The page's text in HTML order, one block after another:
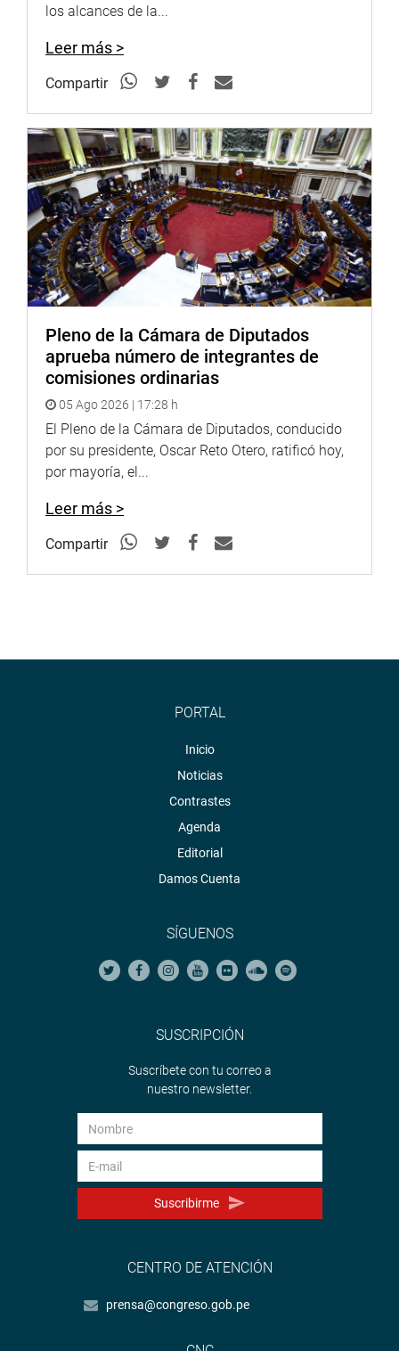
los alcances de la...
Leer más >
Compartir
Pleno de la Cámara de Diputados
aprueba número de integrantes de
comisiones ordinarias
05 Ago 2026 | 17:28 h
El Pleno de la Cámara de Diputados, conducido
por su presidente, Oscar Reto Otero, ratificó hoy,
por mayoría, el...
Leer más >
Compartir
PORTAL
Inicio
Noticias
Contrastes
Agenda
Editorial
Damos Cuenta
SÍGUENOS
SUSCRIPCIÓN
Suscríbete con tu correo a
nuestro newsletter.
Suscribirme
CENTRO DE ATENCIÓN
prensa@congreso.gob.pe